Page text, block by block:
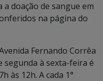
doação de sangue em
na página do
Fernando Corrêa
segunda à sexta-feira é
às 12h. A cada 1°